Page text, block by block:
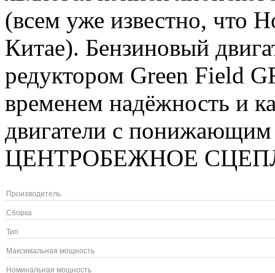
(всем уже известно, что
Китае). Бензиновый
редуктором Green Field
временем надёжность и
двигатели с
ЦЕНТРОБЕЖНОЕ
Производитель
Сборка
Тип
Максимальная мощность
Номинальная мощность